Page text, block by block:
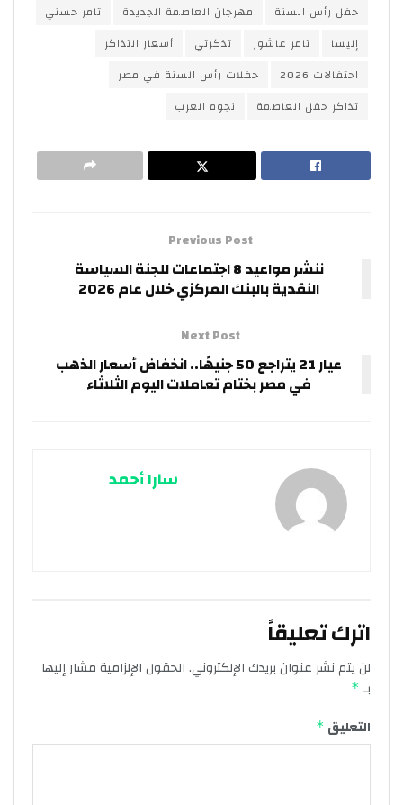
حفل رأس السنة
مهرجان العاصمة الجديدة
تامر حسني
إليسا
تامر عاشور تذكرتي
أسعار التذاكر
احتفالات 2026
حفلات رأس السنة في مصر
تذاكر حفل العاصمة
نجوم العرب
Previous Post
ننشر مواعيد 8 اجتماعات للجنة السياسة
النقدية بالبنك المركزي خلال عام 2026
Next Post
عيار 21 يتراجع 50 جنيهًا.. انخفاض أسعار الذهب
في مصر بختام تعاملات اليوم الثلاثاء
سارا أحمد
اترك تعليقاً
لن يتم نشر عنوان بريدك الإلكتروني.الحقول الإلزامية مشار إليها
بـ *
التعليق *